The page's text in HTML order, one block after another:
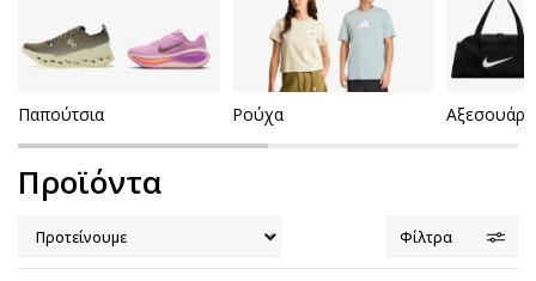
Παπούτσια Ρούχα Αξεσουάρ
Προϊόντα
Φίλτρα